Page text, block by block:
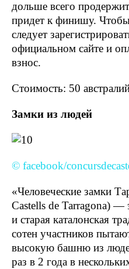
дольше всего
придет к финишу.
следует
официальном сайте и
взнос.
Стоимость: 50
Замки из людей
© facebook/
«Человеческие замки
Castells de Tarragona) —
и старая каталонская
сотен участников
высокую башню из
раз в 2 года в